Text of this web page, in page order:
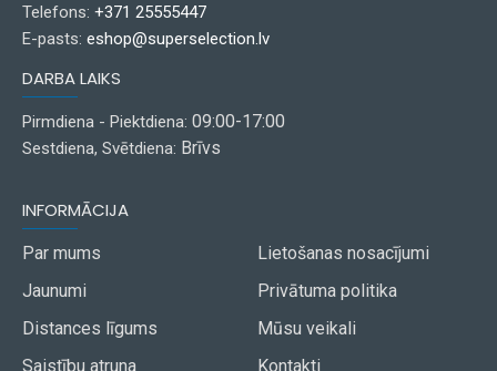
Telefons: +371 25555447
E-pasts: eshop@superselection.lv
DARBA LAIKS
Pirmdiena - Piektdiena: 09:00-17:00
Sestdiena, Svētdiena: Brīvs
INFORMĀCIJA
Par mums
Jaunumi
Distances līgums
Saistību atruna
Lietošanas nosacījumi
Privātuma politika
Mūsu veikali
Kontakti